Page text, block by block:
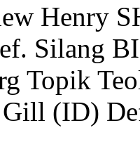
Henry
Silang
Topik
Gill (ID)